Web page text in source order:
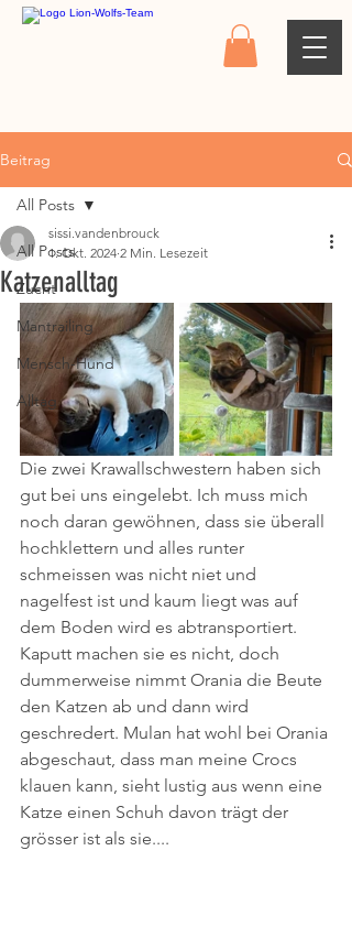
Beitrag
All Posts
Zucht
Mantrailing
Mensch-Hund
Alltag
All Posts
Katzenalltag
sissi.vandenbrouck
1. Okt. 2024 2 Min. Lesezeit
Die zwei Krawallschwestern haben sich
gut bei uns eingelebt. Ich muss mich
noch daran gewöhnen, dass sie überall
hochklettern und alles runter
schmeissen was nicht niet und
nagelfest ist und kaum liegt was auf
dem Boden wird es abtransportiert.
Kaputt machen sie es nicht, doch
dummerweise nimmt Orania die Beute
den Katzen ab und dann wird
geschredert. Mulan hat wohl bei Orania
abgeschaut, dass man meine Crocs
klauen kann, sieht lustig aus wenn eine
Katze einen Schuh davon trägt der
grösser ist als sie....